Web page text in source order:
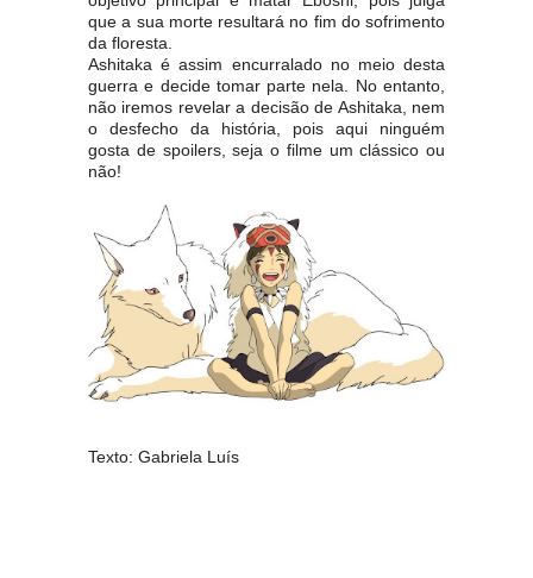
que a sua morte resultará no fim do sofrimento
da floresta.
Ashitaka é assim encurralado no meio desta
guerra e decide tomar parte nela. No entanto,
não iremos revelar a decisão de Ashitaka, nem
o desfecho da história, pois aqui ninguém
gosta de spoilers, seja o filme um clássico ou
não!
Texto: Gabriela Luís